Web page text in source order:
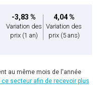
-3,83 %
Variation des
prix (1 an)
4,04 %
Variation des
prix (5 ans)
au même mois de l'année
secteur afin de recevoir plus